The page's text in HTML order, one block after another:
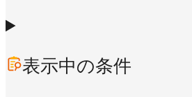
表示中の条件